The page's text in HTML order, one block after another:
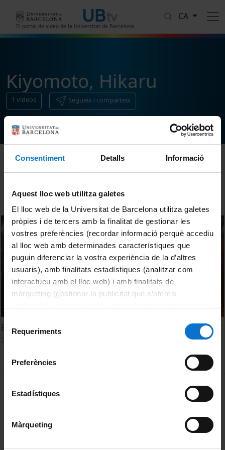
Consentiment Detalls Informació
Aquest lloc web utilitza galetes
El lloc web de la Universitat de Barcelona utilitza galetes
pròpies i de tercers amb la finalitat de gestionar les
vostres preferències (recordar informació perquè accediu
al lloc web amb determinades característiques que
puguin diferenciar la vostra experiència de la d’altres
usuaris), amb finalitats estadístiques (analitzar com
interactueu amb el lloc web) i amb finalitats de
màrqueting (gestionar la publicitat que s’ofereix
consultar laPolítica de galetes del lloc web de la
de Requeriments
Preferències
Estadístiques
Màrqueting
El portal de vídeo de la Universitat de Barcelona
CA
Kiyomoto, Hikaru
1 vídeos Segueix i comparteix
Ordenar
Energy Harvesting
MENÚ PEU 1
Privadesa i termes